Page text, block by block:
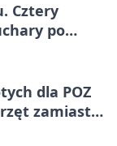
Cztery
po
dla POZ
zamiast